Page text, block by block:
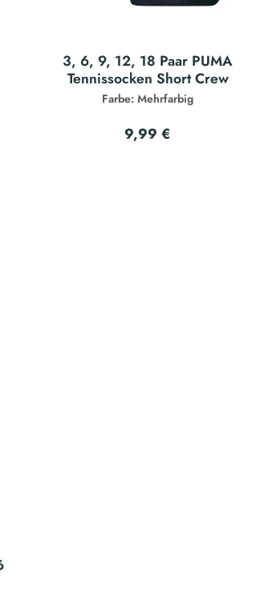
3, 6, 9, 12, 18 Paar PUMA
Tennissocken Short Crew
Farbe: Mehrfarbig
9,99 €